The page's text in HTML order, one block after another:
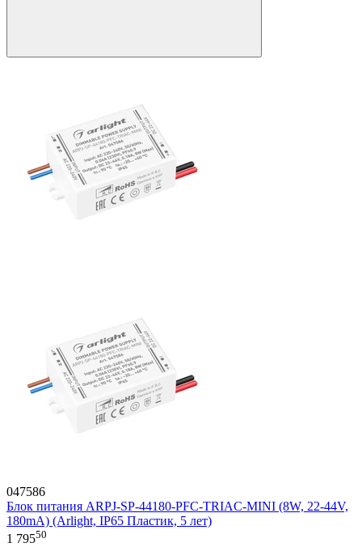
047586
Блок питания ARPJ-SP-44180-PFC-TRIAC-MINI (8W, 22-44V,
180mA) (Arlight, IP65 Пластик, 5 лет)
1 79550